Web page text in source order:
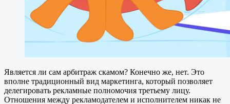
Является ли сам арбитраж скамом? Конечно же, нет. Это
вполне традиционный вид маркетинга, который позволяет
делегировать рекламные полномочия третьему лицу.
Отношения между рекламодателем и исполнителем никак не